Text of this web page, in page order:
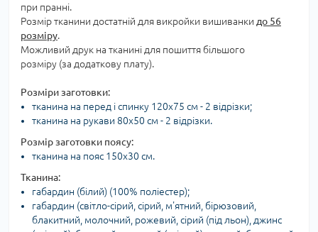
при пранні.
Розмір тканини достатній для викройки вишиванки до 56
розміру.
Можливий друк на тканині для пошиття більшого
розміру (за додаткову плату).
Розміри заготовки:
тканина на перед і спинку 120х75 см - 2 відрізки;
тканина на рукави 80х50 см - 2 відрізки.
Розмір заготовки поясу:
тканина на пояс 150х30 см.
Тканина:
габардин (білий) (100% поліестер);
габардин (світло-сірий, сірий, м'ятний, бірюзовий,
блакитний, молочний, рожевий, сірий (під льон), джинс